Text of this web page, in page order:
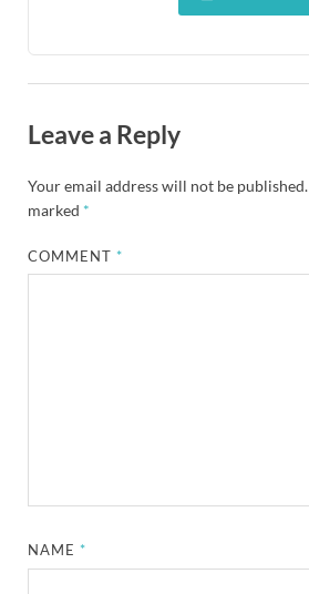
Leave a Reply
Your email address will not be published.
marked *
COMMENT*
NAME*